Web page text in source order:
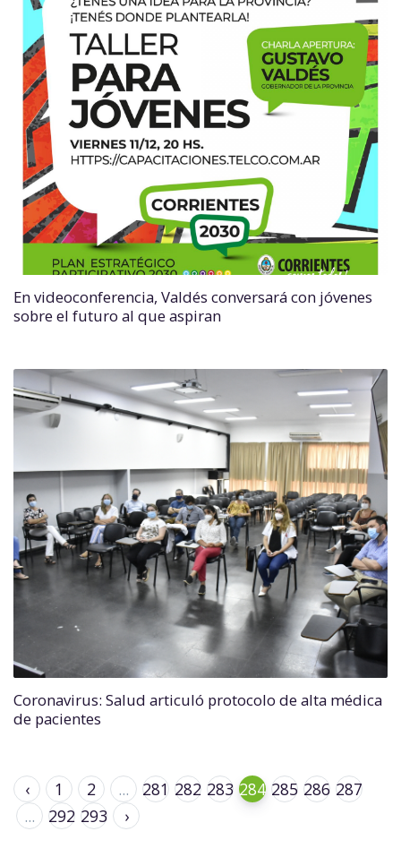
En videoconferencia, Valdés conversará con jóvenes
sobre el futuro al que aspiran
Coronavirus: Salud articuló protocolo de alta médica
de pacientes
‹ 1 2 ... 281 282 283 284 285 286 287
...
292 293 ›